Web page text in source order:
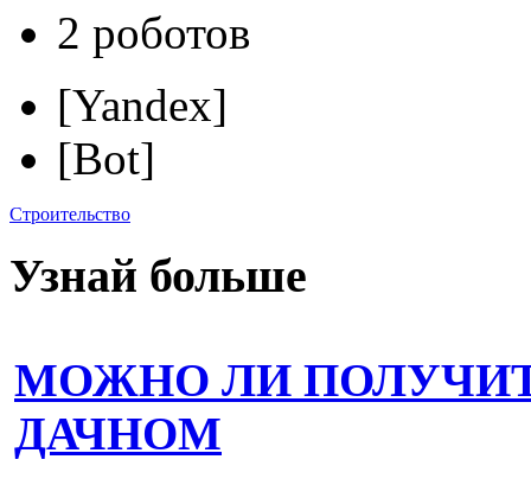
2 роботов
[Yandex]
[Bot]
Строительство
Узнай больше
МОЖНО ЛИ
ДАЧНОМ